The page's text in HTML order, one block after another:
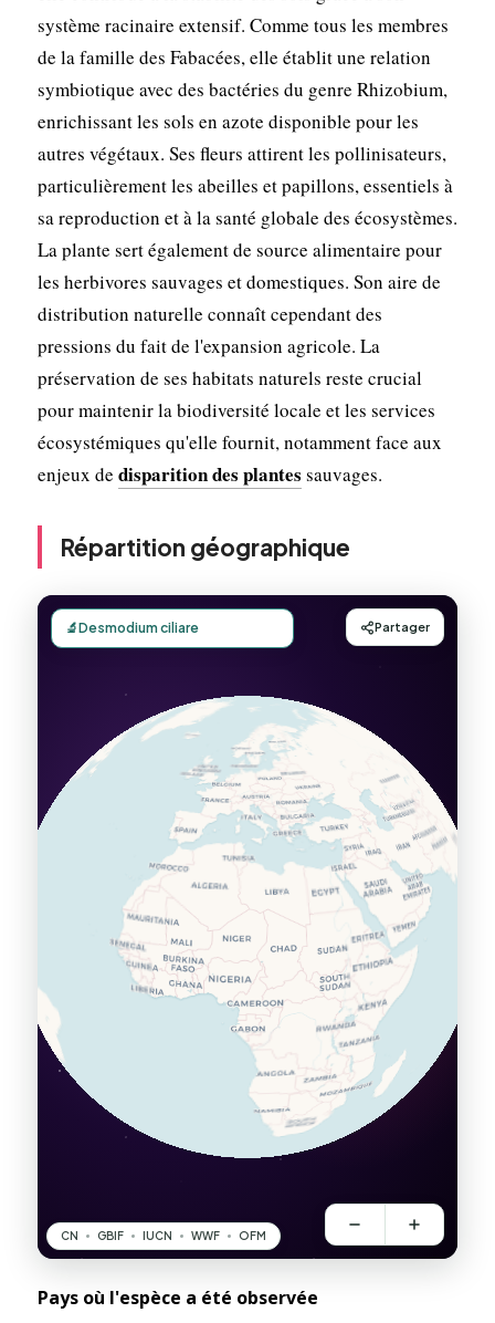
système racinaire extensif. Comme tous les membres
de la famille des Fabacées, elle établit une relation
symbiotique avec des bactéries du genre Rhizobium,
enrichissant les sols en azote disponible pour les
autres végétaux. Ses fleurs attirent les pollinisateurs,
particulièrement les abeilles et papillons, essentiels à
sa reproduction et à la santé globale des écosystèmes.
La plante sert également de source alimentaire pour
les herbivores sauvages et domestiques. Son aire de
distribution naturelle connaît cependant des
pressions du fait de l'expansion agricole. La
préservation de ses habitats naturels reste crucial
pour maintenir la biodiversité locale et les services
écosystémiques qu'elle fournit, notamment face aux
enjeux de disparition des plantes sauvages.
Répartition géographique
Pays où l'espèce a été observée